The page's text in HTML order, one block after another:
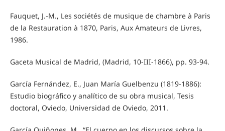
Fauquet, J.-M., Les sociétés de musique de chambre à Paris
de la Restauration à 1870, Paris, Aux Amateurs de Livres,
1986.
Gaceta Musical de Madrid, (Madrid, 10-III-1866), pp. 93-94.
García Fernández, E., Juan María Guelbenzu (1819-1886):
Estudio biográfico y analítico de su obra musical, Tesis
doctoral, Oviedo, Universidad de Oviedo, 2011.